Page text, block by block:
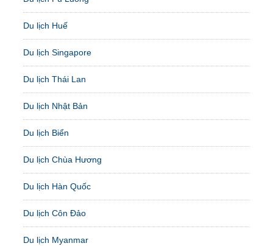
Du lịch Huế
Du lịch Singapore
Du lịch Thái Lan
Du lịch Nhật Bản
Du lịch Biển
Du lịch Chùa Hương
Du lịch Hàn Quốc
Du lịch Côn Đảo
Du lịch Myanmar